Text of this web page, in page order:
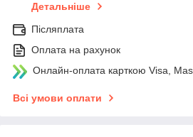
Детальніше
Післяплата
Оплата на рахунок
Онлайн-оплата карткою Visa,
Всі умови оплати